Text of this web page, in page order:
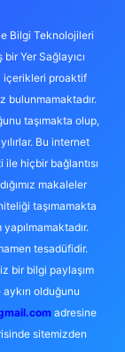
Bilgi Teknolojileri
Yer Sağlayıcı
içerikleri proaktif
bulunmamaktadır.
taşımakta olup,
Bu internet
hiçbir bağlantısı
makaleler
taşımamakta
tesadüfidir.
bir bilgi paylaşım
olduğunu
adresine
sitemizden